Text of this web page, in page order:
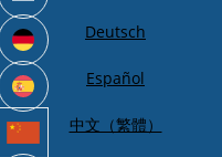
Deutsch
Español
中文（繁體）